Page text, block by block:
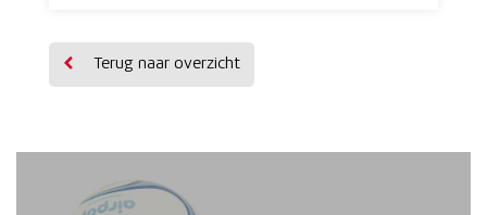
Terug naar overzicht